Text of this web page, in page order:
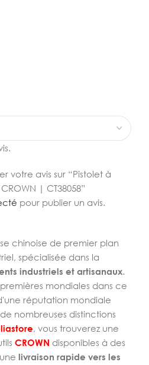
votre avis sur “Pistolet à
| CT38058”
pour publier un avis.
chinoise de premier plan
spécialisée dans la
industriels et artisanaux.
mondiales dans ce
réputation mondiale
nombreuses distinctions
, vous trouverez une
CROWN disponibles à des
livraison rapide vers les